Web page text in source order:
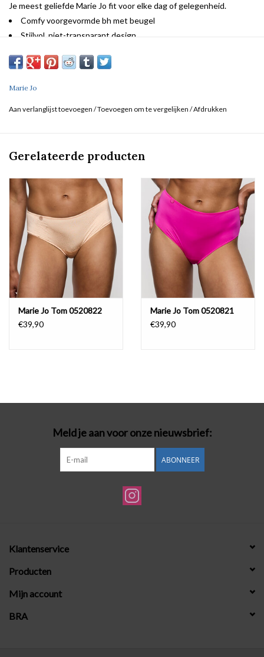
Je meest geliefde Marie Jo fit voor elke dag of gelegenheid.
Comfy voorgevormde bh met beugel
Stijlvol, niet-transparant design
In een zonnige perziktint
Marie Jo
Aan verlanglijst toevoegen /Toevoegen om te vergelijken /Afdrukken
Gerelateerde producten
Marie Jo Tom 0520822
€39,90
Marie Jo Tom 0520821
€39,90
Meld je aan voor onze nieuwsbrief:
ABONNEER
Klantenservice
Producten
Mijn account
BRA